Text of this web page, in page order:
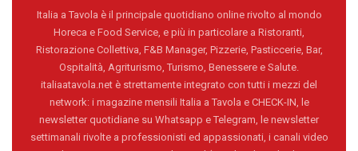
Italia a Tavola è il principale quotidiano online rivolto al mondo
Horeca e Food Service, e più in particolare a Ristoranti,
Ristorazione Collettiva, F&B Manager, Pizzerie, Pasticcerie, Bar,
Ospitalità, Agriturismo, Turismo, Benessere e Salute.
italiaatavola.net è strettamente integrato con tutti i mezzi del
network: i magazine mensili Italia a Tavola e CHECK-IN, le
newsletter quotidiane su Whatsapp e Telegram, le newsletter
settimanali rivolte a professionisti ed appassionati, i canali video